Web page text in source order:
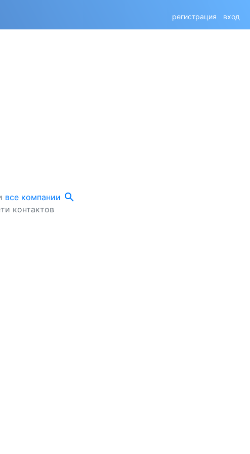
регистрация вход
все компании search
контактов